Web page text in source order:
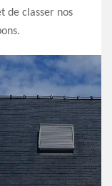
de classer nos